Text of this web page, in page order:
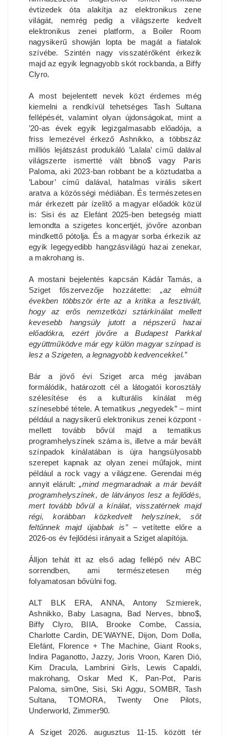
évtizedek óta alakítja az elektronikus zene
világát, nemrég pedig a világszerte kedvelt
elektronikus zenei platform, a Boiler Room
nagysikerű showján lopta be magát a fiatalok
szívébe. Szintén nagy visszatérőként érkezik
majd az egyik legnagyobb skót rockbanda, a Biffy
Clyro.
A most bejelentett nevek közt érdemes még
kiemelni a rendkívül tehetséges Tash Sultana
fellépését, valamint olyan újdonságokat, mint a
’20-as évek egyik legizgalmasabb előadója, a
friss lemezével érkező Ashnikko, a többszáz
milliós lejátszást produkáló ’Lalala’ című dalával
világszerte ismertté vált bbno$ vagy Paris
Paloma, aki 2023-ban robbant be a köztudatba a
’Labour’ című dalával, hatalmas virális sikert
aratva a közösségi médiában. És természetesen
már érkezett pár ízelítő a magyar előadók közül
is: Sisi és az Elefánt 2025-ben betegség miatt
lemondta a szigetes koncertjét, jövőre azonban
mindkettő pótolja. És a magyar sorba érkezik az
egyik legegyedibb hangzásvilágú hazai zenekar,
a makrohang is.
A mostani bejelentés kapcsán Kádár Tamás, a
Sziget főszervezője hozzátette:„az elmúlt
években többször érte az a kritika a fesztivált,
hogy az erős nemzetközi sztárkínálat mellett
kevesebb hangsúly jutott a népszerű hazai
előadókra, ezért jövőre a Budapest Parkkal
együttműködve már egy külön magyar színpad is
lesz a Szigeten, a legnagyobb kedvencekkel.”
Bár a jövő évi Sziget arca még javában
formálódik, határozott cél a látogatói korosztály
szélesítése és a kulturális kínálat még
színesebbé tétele. A tematikus „negyedek” – mint
például a nagysikerű elektronikus zenei központ -
mellett tovább bővül majd a tematikus
programhelyszínek száma is, illetve a már bevált
színpadok kínálatában is újra hangsúlyosabb
szerepet kapnak az olyan zenei műfajok, mint
például a rock vagy a világzene. Gerendai még
annyit elárult:„mind megmaradnak a már bevált
programhelyszínek, de látványos lesz a fejlődés,
mert tovább bővül a kínálat, visszatérnek majd
régi, korábban közkedvelt helyszínek, sőt
feltűnnek majd újabbak is”– vetítette előre a
2026-os év fejlődési irányait a Sziget alapítója.
Álljon tehát itt az első adag fellépő név ABC
sorrendben, ami természetesen még
folyamatosan bővülni fog.
ALT BLK ERA, ANNA, Antony Szmierek,
Ashnikko, Baby Lasagna, Bad Nerves, bbno$,
Biffy Clyro, BIIA, Brooke Combe, Cassia,
Charlotte Cardin, DE'WAYNE, Dijon, Dom Dolla,
Elefánt, Florence + The Machine, Giant Rooks,
Indira Paganotto, Jazzy, Joris Vroon, Karen Dió,
Kim Dracula, Lambrini Girls, Lewis Capaldi,
makrohang, Oskar Med K, Pan-Pot, Paris
Paloma, sim0ne, Sisi, Ski Aggu, SOMBR, Tash
Sultana, TOMORA, Twenty One Pilots,
Underworld, Zimmer90.
A Sziget 2026. augusztus 11-15. között tér